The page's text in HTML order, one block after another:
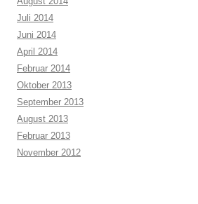
Juli 2014
Juni 2014
April 2014
Februar 2014
Oktober 2013
September 2013
August 2013
Februar 2013
November 2012